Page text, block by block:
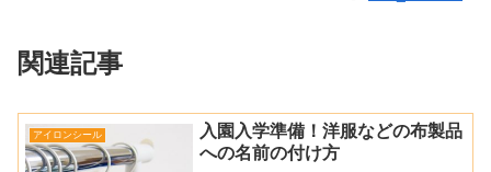
関連記事
アイロンシール
入園入学準備！洋服などの布製品
への名前の付け方